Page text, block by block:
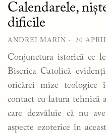
Calendarele,
dificile
ANDREI MARIN 20
Conjunctura istorică ce
Biserica Catolică
oricărei mize teologice
contact cu latura tehnică
care dezvăluie că nu
aspecte ezoterice în